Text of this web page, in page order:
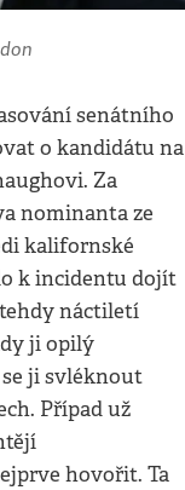
senátního
o kandidátu na
Za
nominanta ze
kalifornské
k incidentu dojít
náctiletí
ji opilý
ji svléknout
Případ už
hovořit. Ta